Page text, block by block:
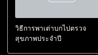
วิธีการพาเต่าบกไปตรวจ
สุขภาพประจำปี